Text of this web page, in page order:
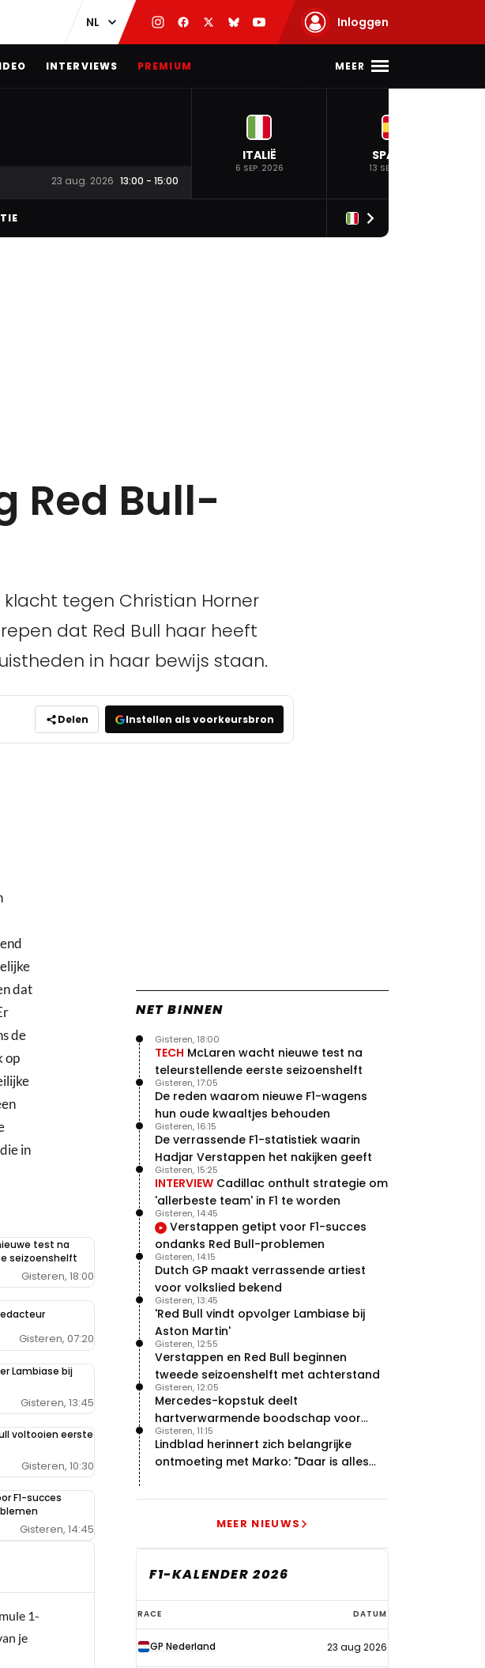
Inloggen
INTERVIEWS PREMIUM MEER
23 aug. 2026 13:00 - 15:00
ITALIË
6 SEP. 2026
SPANJE
13 SEP. 2026
Red Bull-
tegen Christian Horner
dat Red Bull haar heeft
in haar bewijs staan.
Delen Instellen als voorkeursbron
dat
de
op
in
test na
seizoenshelft
Gisteren, 18:00
Gisteren, 07:20
Lambiase bij
Gisteren, 13:45
voltooien eerste
Gisteren, 10:30
F1-succes
Gisteren, 14:45
1-
je
NET BINNEN
TECH McLaren wacht nieuwe test na
teleurstellende eerste seizoenshelft
Gisteren, 18:00
De reden waarom nieuwe F1-wagens
hun oude kwaaltjes behouden
Gisteren, 17:05
De verrassende F1-statistiek waarin
Hadjar Verstappen het nakijken geeft
Gisteren, 16:15
INTERVIEW Cadillac onthult strategie om
'allerbeste team' in F1 te worden
Gisteren, 15:25
Verstappen getipt voor F1-succes
ondanks Red Bull-problemen
Gisteren, 14:45
Dutch GP maakt verrassende artiest
voor volkslied bekend
Gisteren, 14:15
'Red Bull vindt opvolger Lambiase bij
Aston Martin'
Gisteren, 13:45
Verstappen en Red Bull beginnen
tweede seizoenshelft met achterstand
Gisteren, 12:55
Mercedes-kopstuk deelt
hartverwarmende boodschap voor
overstap naar Red Bull
Gisteren, 12:05
Lindblad herinnert zich belangrijke
ontmoeting met Marko: "Daar is alles
Gisteren, 11:15
MEER NIEUWS
F1-KALENDER 2026
F1-
kalender
2026
RACE DATUM
GP Nederland 23 aug 2026